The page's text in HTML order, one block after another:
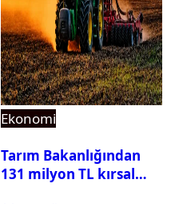
Ekonomi
Tarım Bakanlığından
131 milyon TL kırsal